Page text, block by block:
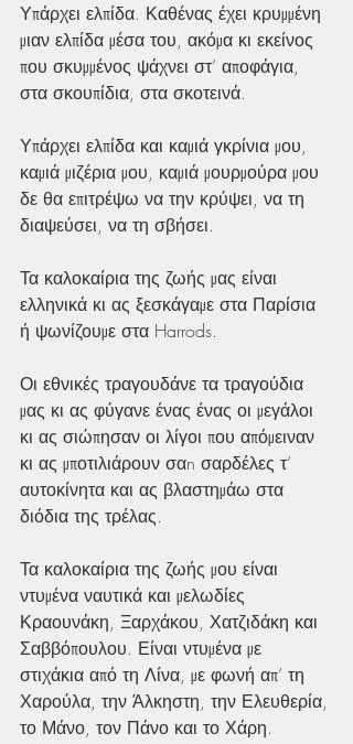
Υπάρχει ελπίδα. Καθένας έχει κρυμμένη
μιαν ελπίδα μέσα του, ακόμα κι εκείνος
που σκυμμένος ψάχνει στ’ αποφάγια,
στα σκουπίδια, στα σκοτεινά.
Υπάρχει ελπίδα και καμιά γκρίνια μου,
καμιά μιζέρια μου, καμιά μουρμούρα μου
δε θα επιτρέψω να την κρύψει, να τη
διαψεύσει, να τη σβήσει.
Τα καλοκαίρια της ζωής μας είναι
ελληνικά κι ας ξεσκάγαμε στα Παρίσια
ή ψωνίζουμε στα Harrods.
Οι εθνικές τραγουδάνε τα τραγούδια
μας κι ας φύγανε ένας ένας οι μεγάλοι
κι ας σιώπησαν οι λίγοι που απόμειναν
κι ας μποτιλιάρουν σαn σαρδέλες τ’
αυτοκίνητα και ας βλαστημάω στα
διόδια της τρέλας.
Τα καλοκαίρια της ζωής μου είναι
ντυμένα ναυτικά και μελωδίες
Κραουνάκη, Ξαρχάκου, Χατζιδάκη και
Σαββόπουλου. Είναι ντυμένα με
στιχάκια από τη Λίνα, με φωνή απ’ τη
Χαρούλα, την Άλκηστη, την Ελευθερία,
το Μάνο, τον Πάνο και το Χάρη.